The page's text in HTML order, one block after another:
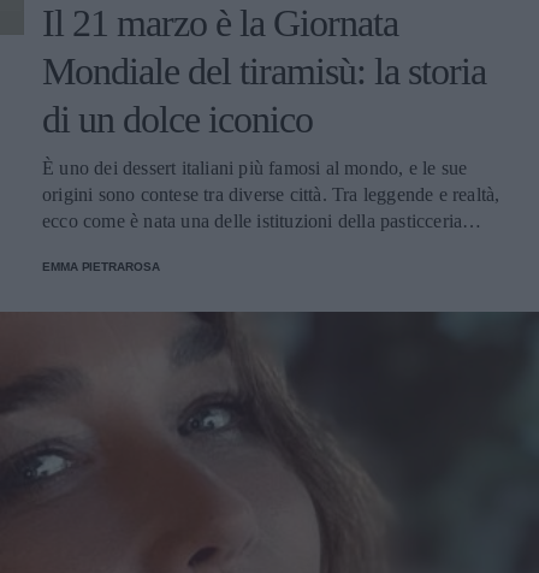
Il 21 marzo è la Giornata
Mondiale del tiramisù: la storia
di un dolce iconico
È uno dei dessert italiani più famosi al mondo, e le sue
origini sono contese tra diverse città. Tra leggende e realtà,
ecco come è nata una delle istituzioni della pasticceria
EMMA PIETRAROSA